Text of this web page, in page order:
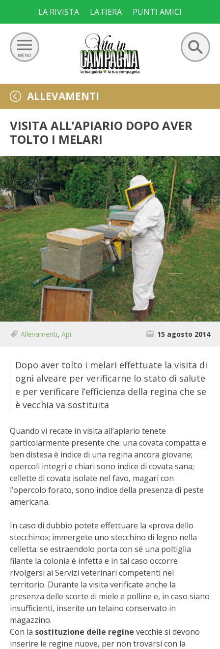
content
LA RIVISTA LA FIERA PUNTI AMICI
Ricerca
per:
GIARDINO
ORTO
FRUTTETO
VIGNETO
ALLEVAMENTI
BIODIVERSITÀ
CUCINA
PRODOTTI
FARFALLE DELLA CAMPAGNA
PICCOLO POLLAIO
CONSERVARE LA FRUTTA
CONSERVE DELL’ORTO
STIHL
BLUMEN
NOCCIOLA DI CALABRIA
PELLENC
MEDICINA DEI SEMPLICI
SCONTI NOVEMBRE
COMPO
HUSQVARNA
ALLEVAMENTI
VISITA ALL’APIARIO DOPO AVER
TOLTO I MELARI
Allevamenti, Api 15 agosto 2014
Dopo aver tolto i melari effettuate la visita di
ogni alveare per verificarne lo stato di salute
e per verificare l’efficienza della regina che se
è vecchia va sostituita
Quando vi recate in visita all’apiario tenete
particolarmente presente che: una covata compatta e
ben distesa è indice di una regina ancora giovane;
opercoli integri e chiari sono indice di covata sana;
cellette di covata isolate nel favo, magari con
l’opercolo forato, sono indice della presenza di peste
americana.
In caso di dubbio potete effettuare la «prova dello
stecchino»; immergete uno stecchino di legno nella
celletta: se estraendolo porta con sé una poltiglia
filante la colonia è infetta e in tal caso occorre
rivolgersi ai Servizi veterinari competenti nel
territorio. Durante la visita verificate anche la
presenza delle scorte di miele e polline e, in caso siano
insufficienti, inserite un telaino conservato in
magazzino.
Con la sostituzione delle regine vecchie si devono
inserire le regine nuove, per non trovarsi con la